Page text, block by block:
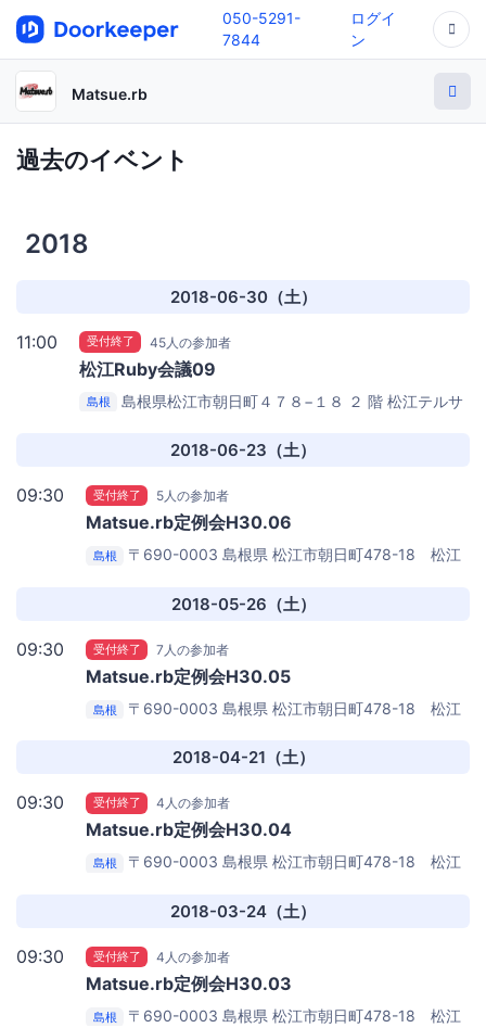
050-5291-
7844
ログイ
ン
Matsue.rb
過去のイベント
2018
2018-06-30（土）
11:00 受付終了 45人の参加者
松江Ruby会議09
島根
島根県松江市朝日町４７８−１８ ２ 階 松江テルサ
2018-06-23（土）
09:30 受付終了 5人の参加者
Matsue.rb定例会H30.06
島根
〒690-0003 島根県 松江市朝日町478-18 松江
2018-05-26（土）
09:30 受付終了 7人の参加者
Matsue.rb定例会H30.05
島根
〒690-0003 島根県 松江市朝日町478-18 松江
2018-04-21（土）
09:30 受付終了 4人の参加者
Matsue.rb定例会H30.04
島根
〒690-0003 島根県 松江市朝日町478-18 松江
2018-03-24（土）
09:30 受付終了 4人の参加者
Matsue.rb定例会H30.03
島根
〒690-0003 島根県 松江市朝日町478-18 松江